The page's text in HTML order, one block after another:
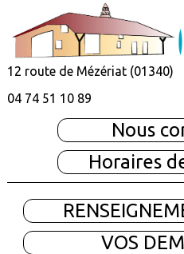
12 route de Mézériat (01340)
04 74 51 10 89
Nous
Horaires
VOS